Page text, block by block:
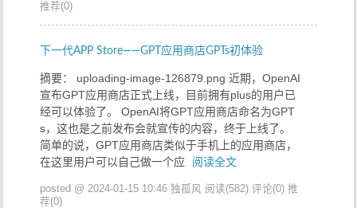
推荐(0)
下一代APP Store——GPT应用商店GPTs初体验
摘要： uploading-image-126879.png 近期，OpenAI
宣布GPT应用商店正式上线，目前拥有plus的用户已
经可以体验了。 OpenAI将GPT应用商店命名为GPT
s，这也是之前发布会就宣传的内容，终于上线了。
简单的说，GPT应用商店类似于手机上的应用商店，
在这里用户可以自己做一个应
阅读全文
posted @ 2024-01-15 10:46 独孤风 阅读(582) 评论(0) 推
荐(0)